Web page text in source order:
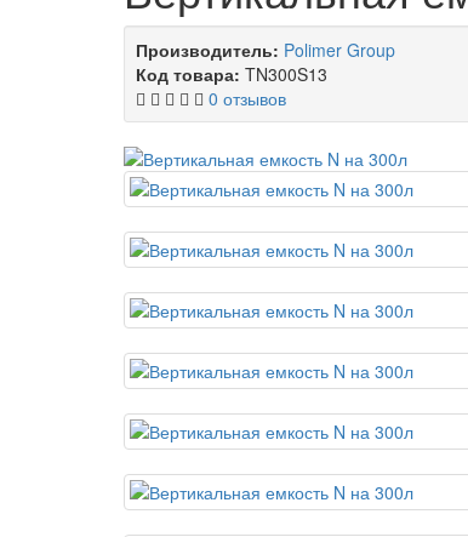
Производитель: Polimer Group
Код товара: TN300S13
0 отзывов